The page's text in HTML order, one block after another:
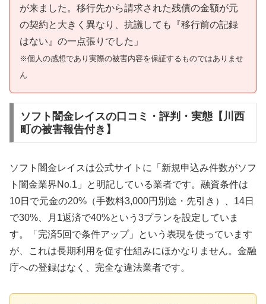
が来ました。移行先から請求された残債の金額が元
の契約と大きく異なり、抗議しても『移行前の記録
はない』の一点張りでした」
※個人の感想であり実際の被害内容を保証するものではありませ
ん
ソフト闇金レイスの口コミ・評判・実態【川西
町の被害報告付き】
ソフト闇金レイスは公式サイトに「新規申込み件数がソフ
ト闇金業界No.1」と明記している業者です。融資条件は
10日で元金の20%（手数料3,000円別途・先引き）、14日
で30%、月1返済で40%という3プランを設定していま
す。「完済5回で条件アップ」という表現を使っています
が、これは長期利用を促す仕組みにほかなりません。金融
庁への登録はなく、完全な違法業者です。